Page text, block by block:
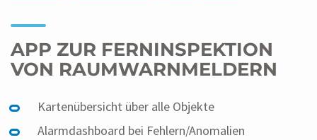
APP ZUR FERNINSPEKTION
VON RAUMWARNMELDERN
Kartenübersicht über alle Objekte
Alarmdashboard bei Fehlern/Anomalien